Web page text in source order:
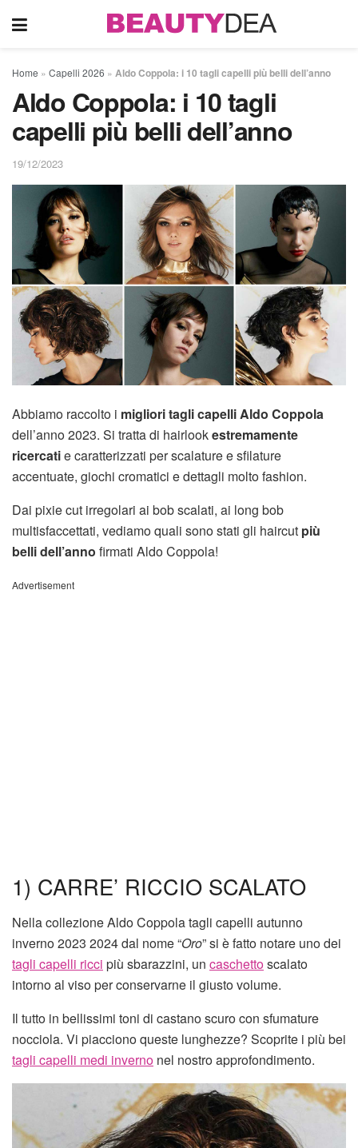
Home » Capelli 2026 » Aldo Coppola: i 10 tagli capelli più belli dell’anno
Aldo Coppola: i 10 tagli
capelli più belli dell’anno
19/12/2023
Abbiamo raccolto i migliori tagli capelli Aldo Coppola
dell’anno 2023. Si tratta di hairlookestremamente
ricercatie caratterizzati per scalature e sfilature
accentuate, giochi cromatici e dettagli molto fashion.
Dai pixie cut irregolari ai bob scalati, ai long bob
multisfaccettati, vediamo quali sono stati gli haircut più
belli dell’anno firmati Aldo Coppola!
Advertisement
1) CARRE’ RICCIO SCALATO
Nella collezione Aldo Coppola tagli capelli autunno
inverno 2023 2024 dal nome “Oro” si è fatto notare uno dei
tagli capelli ricci più sbarazzini, un caschettoscalato
intorno al viso per conservarne il giusto volume.
Il tutto in bellissimi toni di castano scuro con sfumature
nocciola. Vi piacciono queste lunghezze? Scoprite i più bei
tagli capelli medi inverno nel nostro approfondimento.